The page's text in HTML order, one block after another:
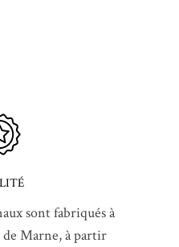
sont fabriqués à
de Marne, à partir